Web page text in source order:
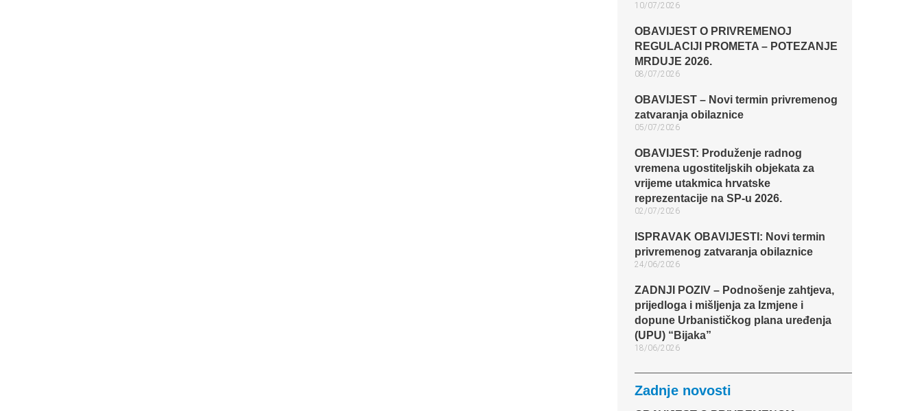
10/07/2026
OBAVIJEST O PRIVREMENOJ
REGULACIJI PROMETA – POTEZANJE
MRDUJE 2026.
08/07/2026
OBAVIJEST – Novi termin privremenog
zatvaranja obilaznice​
05/07/2026
OBAVIJEST: Produženje radnog
vremena ugostiteljskih objekata za
vrijeme utakmica hrvatske
reprezentacije na SP-u 2026.
02/07/2026
ISPRAVAK OBAVIJESTI: Novi termin
privremenog zatvaranja obilaznice​
24/06/2026
ZADNJI POZIV – Podnošenje zahtjeva,
prijedloga i mišljenja za Izmjene i
dopune Urbanističkog plana uređenja
(UPU) “Bijaka”
18/06/2026
Zadnje novosti